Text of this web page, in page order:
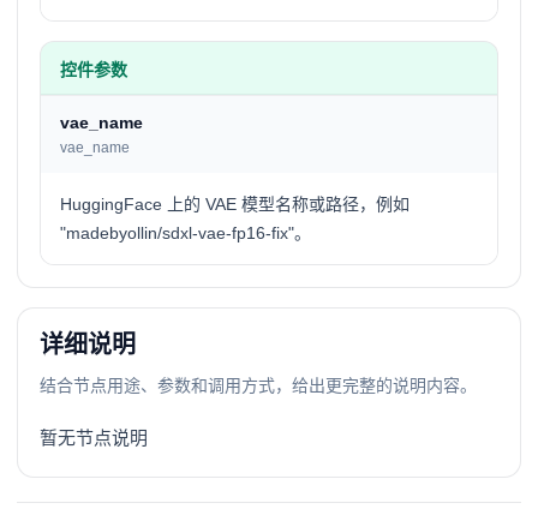
控件参数
vae_name
vae_name
HuggingFace 上的 VAE 模型名称或路径，例如
"madebyollin/sdxl-vae-fp16-fix"。
详细说明
结合节点用途、参数和调用方式，给出更完整的说明内容。
暂无节点说明